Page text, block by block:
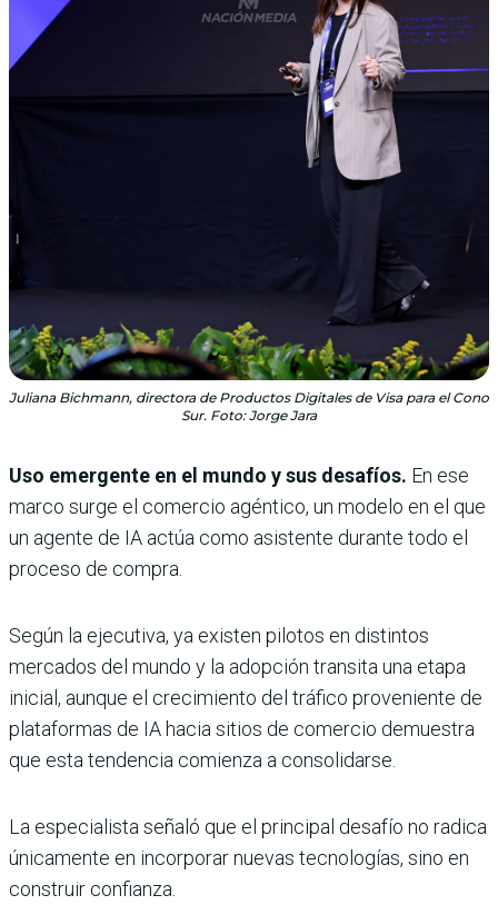
Juliana Bichmann, directora de Productos Digitales de Visa para el Cono
Sur. Foto: Jorge Jara
Uso emergente en el mundo y sus desafíos. En ese
marco surge el comercio agéntico, un modelo en el que
un agente de IA actúa como asistente durante todo el
proceso de compra.
Según la ejecutiva, ya existen pilotos en distintos
mercados del mundo y la adopción transita una etapa
inicial, aunque el crecimiento del tráfico proveniente de
plataformas de IA hacia sitios de comercio demuestra
que esta tendencia comienza a consolidarse.
La especialista señaló que el principal desafío no radica
únicamente en incorporar nuevas tecnologías, sino en
construir confianza.